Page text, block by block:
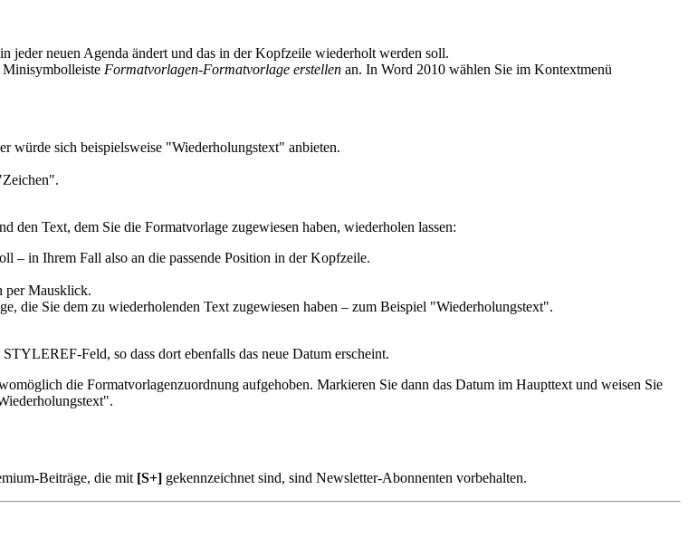
jeder neuen Agenda ändert und das in der Kopfzeile wiederholt werden soll.
Minisymbolleiste Formatvorlagen-Formatvorlage erstellen an. In Word 2010 wählen Sie im Kontextmenü
würde sich beispielsweise "Wiederholungstext" anbieten.
Text, dem Sie die Formatvorlage zugewiesen haben, wiederholen lassen:
– in Ihrem Fall also an die passende Position in der Kopfzeile.
per Mausklick.
die Sie dem zu wiederholenden Text zugewiesen haben – zum Beispiel "Wiederholungstext".
Feld, so dass dort ebenfalls das neue Datum erscheint.
die Formatvorlagenzuordnung aufgehoben. Markieren Sie dann das Datum im Haupttext und weisen Sie
Beiträge, die mit [S+] gekennzeichnet sind, sind Newsletter-Abonnenten vorbehalten.